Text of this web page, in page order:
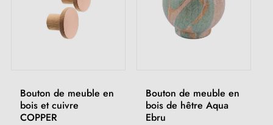
Bouton de meuble en
bois et cuivre
COPPER
Bouton de meuble en
bois de hêtre Aqua
Ebru